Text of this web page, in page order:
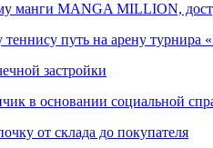
манги MANGA MILLION,
путь на арену турнира
застройки
в основании социальной
от склада до покупателя